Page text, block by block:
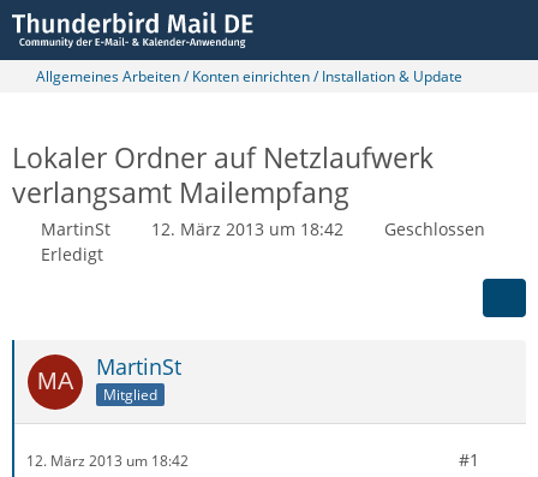
Allgemeines Arbeiten / Konten einrichten / Installation & Update
Lokaler Ordner auf Netzlaufwerk
verlangsamt Mailempfang
MartinSt 12. März 2013 um 18:42
Geschlossen
Erledigt
MartinSt
Mitglied
12. März 2013 um 18:42 #1